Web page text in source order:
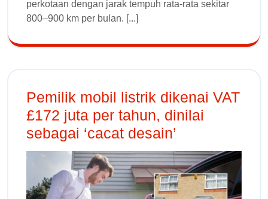
perkotaan dengan jarak tempuh rata-rata sekitar
800–900 km per bulan. [...]
Pemilik mobil listrik dikenai VAT
£172 juta per tahun, dinilai
sebagai ‘cacat desain’